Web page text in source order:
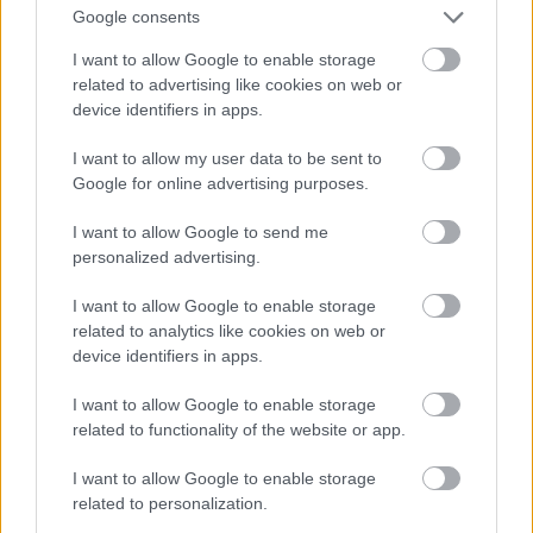
Google consents
I want to allow Google to enable storage
related to advertising like cookies on web or
device identifiers in apps.
I want to allow my user data to be sent to
Google for online advertising purposes.
I want to allow Google to send me
personalized advertising.
I want to allow Google to enable storage
related to analytics like cookies on web or
device identifiers in apps.
I want to allow Google to enable storage
related to functionality of the website or app.
I want to allow Google to enable storage
related to personalization.
IneseSupe: To skatu es
vairs nevēlos apmeklēt
savu draugu bēres
“Es balsošu par glauno
konservu porciju!” Ar
patiesi asprātīgu
ēdienkarti vasaras
miglā”
Atcelt Ziņot